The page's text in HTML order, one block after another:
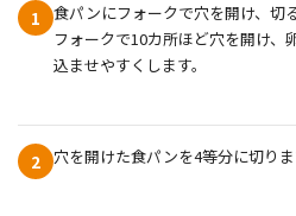
1
食パンにフォークで穴を開け、切
フォークで10カ所ほど穴を開け、
込ませやすくします。
2 穴を開けた食パンを4等分に切りま